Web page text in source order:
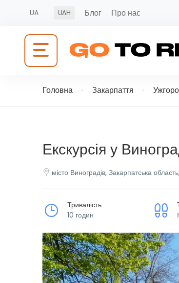
UA UAH Блог Про нас
Головна Закарпаття
Екскурсія у
місто Виноградів, Закарпатська
Тривалість
10 годин